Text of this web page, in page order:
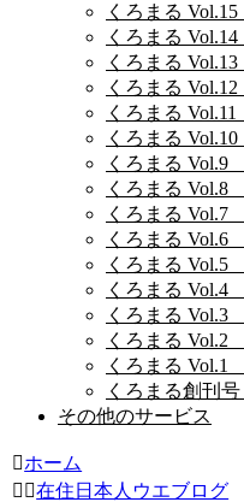
くろまる
くろまる
くろまる
くろまる
くろまる
くろまる
くろまる Vol.9
くろまる Vol.8
くろまる Vol.7
くろまる Vol.6
くろまる Vol.5
くろまる Vol.4
くろまる Vol.3
くろまる Vol.2
くろまる Vol.1
くろまる創刊
その他のサービス
ホーム
在住日本人ウエブログ